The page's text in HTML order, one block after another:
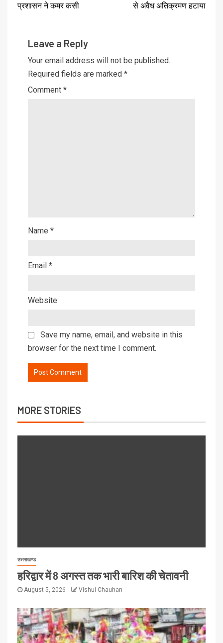
प्रशासन ने कमर कसी
से अवैध अतिक्रमण हटाया
Leave a Reply
Your email address will not be published.
Required fields are marked *
Comment *
Name *
Email *
Website
Save my name, email, and website in this
browser for the next time I comment.
MORE STORIES
उत्तराखण्ड
हरिद्वार में 8 अगस्त तक भारी बारिश की चेतावनी
August 5, 2026 Vishul Chauhan